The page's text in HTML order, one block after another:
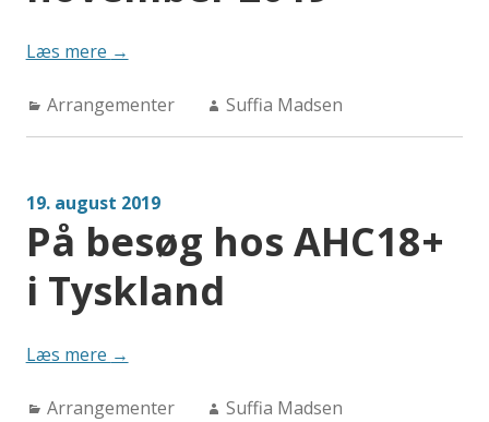
Læs mere “Temadag
patienter,
pårørende
lørdag
den
november
→
Categories:
Arrangementer Author:
Suffia Madsen
19. august 2019
På besøg hos AHC18+
i Tyskland
Læs mere “På
hos
→
Categories:
Arrangementer Author:
Suffia Madsen